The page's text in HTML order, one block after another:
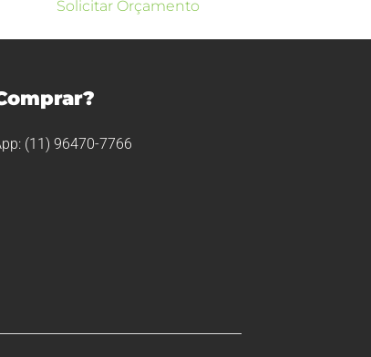
Solicitar Orçamento
(11) 96470-7766